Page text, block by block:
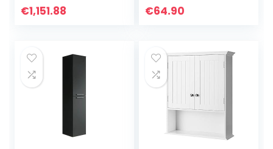
Storage Wall
€1,151.88 €64.90